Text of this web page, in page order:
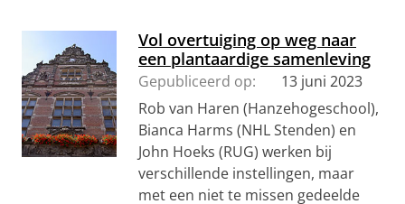
Vol overtuiging op weg naar
een plantaardige samenleving
Gepubliceerd op:
13 juni 2023
Rob van Haren (Hanzehogeschool),
Bianca Harms (NHL Stenden) en
John Hoeks (RUG) werken bij
verschillende instellingen, maar
met een niet te missen gedeelde